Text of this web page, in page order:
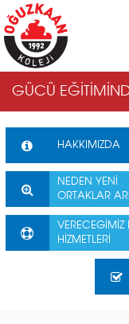
GÜCÜ
HAKKIMIZDA
NEDEN YENİ
ORTAKLAR
VERECEGİMİZ
HİZMETLERİ